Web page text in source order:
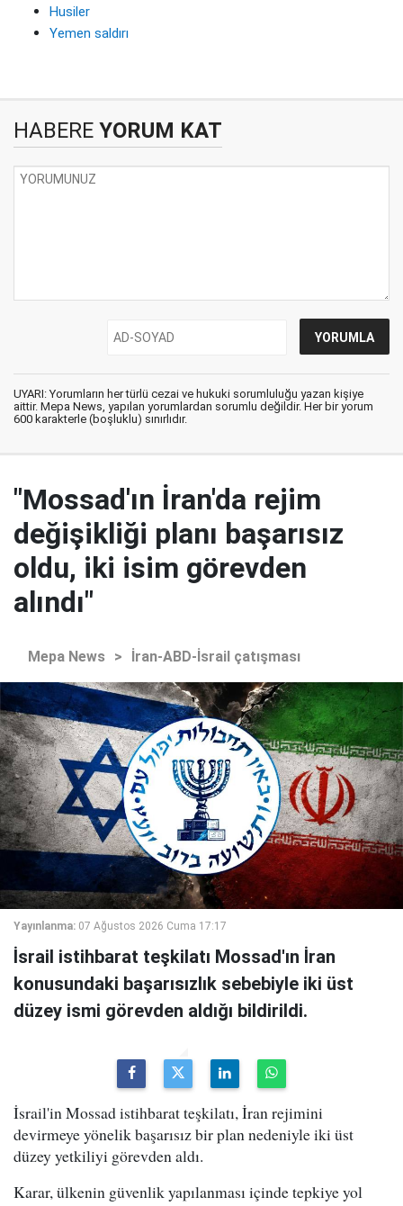
Husiler
Yemen saldırı
HABERE YORUM KAT
UYARI: Yorumların her türlü cezai ve hukuki sorumluluğu yazan kişiye
aittir. Mepa News, yapılan yorumlardan sorumlu değildir. Her bir yorum
600 karakterle (boşluklu) sınırlıdır.
"Mossad'ın İran'da rejim
değişikliği planı başarısız
oldu, iki isim görevden
alındı"
Mepa News > İran-ABD-İsrail çatışması
Yayınlanma: 07 Ağustos 2026 Cuma 17:17
İsrail istihbarat teşkilatı Mossad'ın İran
konusundaki başarısızlık sebebiyle iki üst
düzey ismi görevden aldığı bildirildi.
İsrail'in Mossad istihbarat teşkilatı, İran rejimini
devirmeye yönelik başarısız bir plan nedeniyle iki üst
düzey yetkiliyi görevden aldı.
Karar, ülkenin güvenlik yapılanması içinde tepkiye yol